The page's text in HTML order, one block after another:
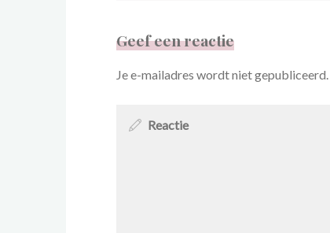
Geef een reactie
Je e-mailadres wordt niet gepubliceerd.